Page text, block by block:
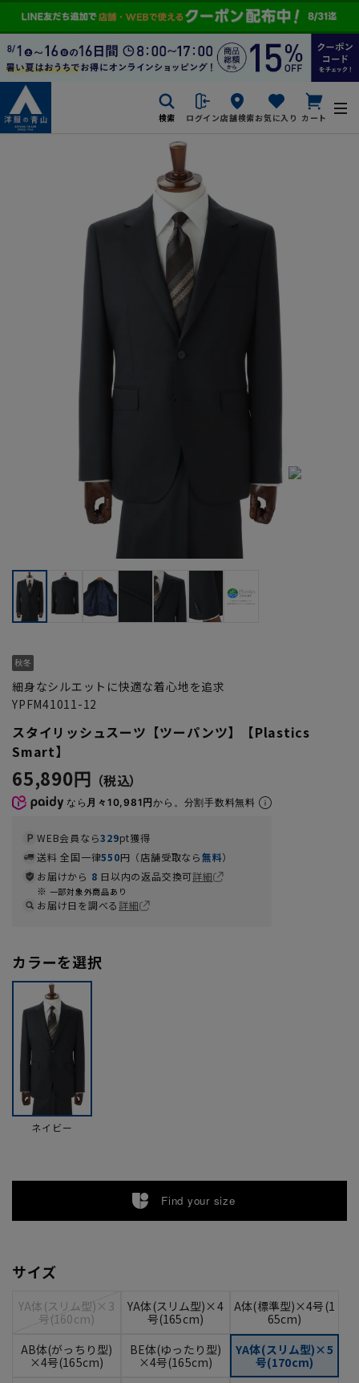
検索 ログイン店舗検索お気に入り カート
細身なシルエットに快適な着心地を追求
YPFM41011-12
スタイリッシュスーツ【ツーパンツ】【Plastics
Smart】
65,890円
なら 月々10,981円から。分割手数料無料
WEB会員なら329pt獲得
送料 全国一律550円（店舗受取なら無料）
お届けから 8 日以内の返品交換可詳細
一部対象外商品あり
お届け日を調べる詳細
カラーを選択
ネイビー
Find your size
サイズ
YA体(スリム型)×3
号(160cm)
YA体(スリム型)×4
号(165cm)
A体(標準型)×4号(1
65cm)
AB体(がっちり型)
×4号(165cm)
BE体(ゆったり型)
×4号(165cm)
YA体(スリム型)×5
号(170cm)